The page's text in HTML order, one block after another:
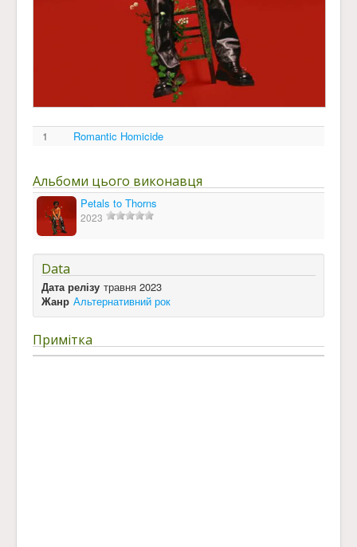
1 Romantic Homicide
Альбоми цього виконавця
Petals to Thorns
2023
Data
Дата релізу травня 2023
Жанр Альтернативний рок
Примітка